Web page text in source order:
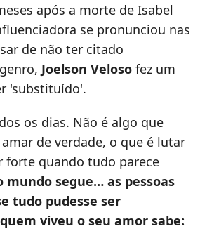
após a morte de Isabel
se pronunciou nas
de não ter citado
Joelson Veloso fez um
'substituído'.
os dias. Não é algo que
de verdade, o que é lutar
forte quando tudo parece
mundo segue… as pessoas
tudo pudesse ser
viveu o seu amor sabe: